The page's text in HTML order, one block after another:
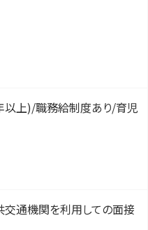
以上)/職務給制度あり/育児
交通機関を利用しての面接